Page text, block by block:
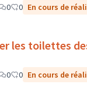
0 0 En cours de
les toilettes
0 0 En cours de